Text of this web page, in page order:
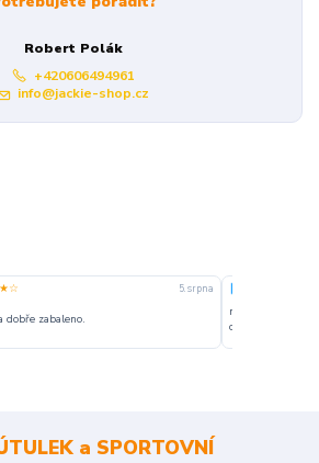
Robert Polák
+420606494961
info@jackie-shop.cz
5. srpna
dobře zabaleno.
nakupuji
o stavu
a SPORTOVNÍ